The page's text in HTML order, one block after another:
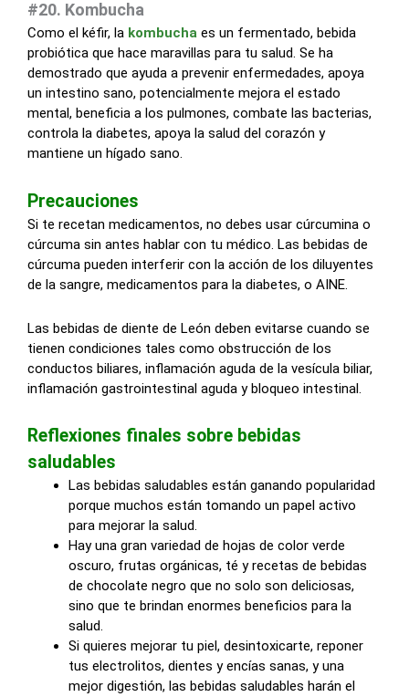
#20. Kombucha
Como el kéfir, la kombucha es un fermentado, bebida
probiótica que hace maravillas para tu salud. Se ha
demostrado que ayuda a prevenir enfermedades, apoya
un intestino sano, potencialmente mejora el estado
mental, beneficia a los pulmones, combate las bacterias,
controla la diabetes, apoya la salud del corazón y
mantiene un hígado sano.
Precauciones
Si te recetan medicamentos, no debes usar cúrcumina o
cúrcuma sin antes hablar con tu médico. Las bebidas de
cúrcuma pueden interferir con la acción de los diluyentes
de la sangre, medicamentos para la diabetes, o AINE.
Las bebidas de diente de León deben evitarse cuando se
tienen condiciones tales como obstrucción de los
conductos biliares, inflamación aguda de la vesícula biliar,
inflamación gastrointestinal aguda y bloqueo intestinal.
Reflexiones finales sobre bebidas
saludables
Las bebidas saludables están ganando popularidad
porque muchos están tomando un papel activo
para mejorar la salud.
Hay una gran variedad de hojas de color verde
oscuro, frutas orgánicas, té y recetas de bebidas
de chocolate negro que no solo son deliciosas,
sino que te brindan enormes beneficios para la
salud.
Si quieres mejorar tu piel, desintoxicarte, reponer
tus electrolitos, dientes y encías sanas, y una
mejor digestión, las bebidas saludables harán el